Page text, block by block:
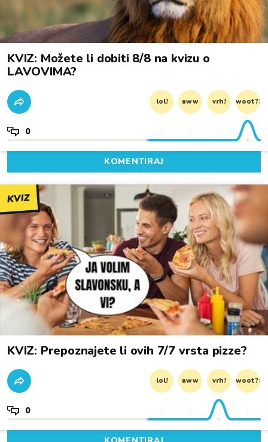
KVIZ: Možete li dobiti 8/8 na kvizu o
LAVOVIMA?
lol! aww vrh! woot?!
0
KOMENTIRAJ
KVIZ
KVIZ: Prepoznajete li ovih 7/7 vrsta pizze?
lol! aww vrh! woot?!
0